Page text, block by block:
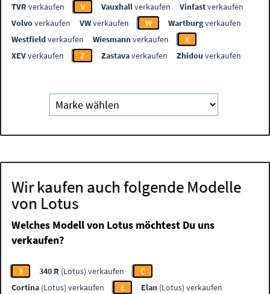
TVR verkaufen V Vauxhallverkaufen Vinfastverkaufen
Volvoverkaufen VWverkaufen W Wartburgverkaufen
Westfieldverkaufen Wiesmannverkaufen
X
XEVverkaufen Z Zastavaverkaufen Zhidou verkaufen
Wir kaufen auch folgende Modelle
von Lotus
Welches Modell von Lotus möchtest Du uns
verkaufen?
3 340 R (Lotus) verkaufen
C
Cortina (Lotus) verkaufen E Elan (Lotus) verkaufen